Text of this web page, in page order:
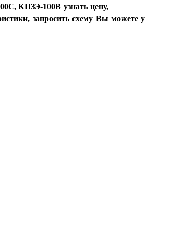
КПЗЭ-100В узнать цену,
запросить схему Вы можете у